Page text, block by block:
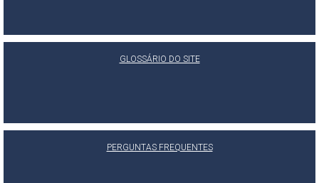
GLOSSÁRIO DO SITE
PERGUNTAS FREQUENTES